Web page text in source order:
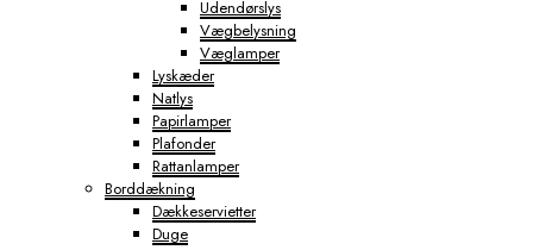
Udendørslys
Vægbelysning
Væglamper
Lyskæder
Natlys
Papirlamper
Plafonder
Rattanlamper
Borddækning
Dækkeservietter
Duge